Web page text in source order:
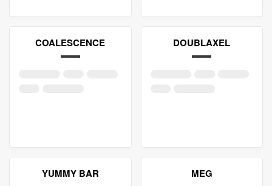
COALESCENCE DOUBLAXEL
YUMMY BAR MEG